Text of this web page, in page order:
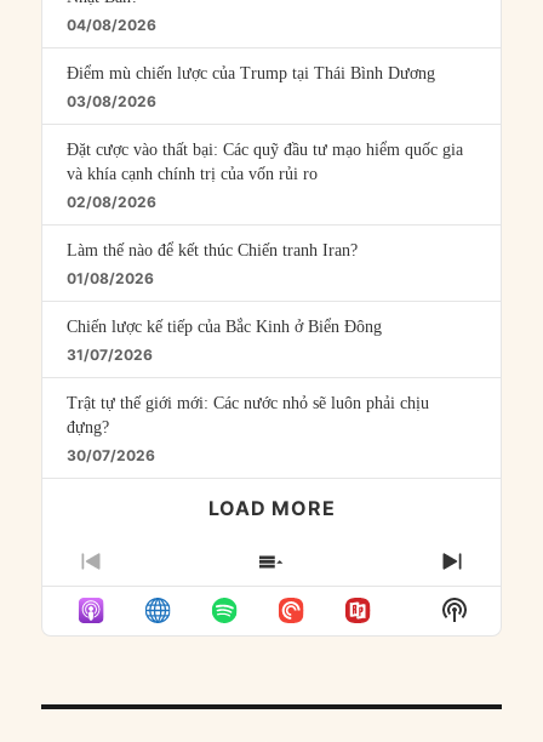
04/08/2026
Điểm mù chiến lược của Trump tại Thái Bình Dương
03/08/2026
Đặt cược vào thất bại: Các quỹ đầu tư mạo hiểm quốc gia
và khía cạnh chính trị của vốn rủi ro
02/08/2026
Làm thế nào để kết thúc Chiến tranh Iran?
01/08/2026
Chiến lược kế tiếp của Bắc Kinh ở Biển Đông
31/07/2026
Trật tự thế giới mới: Các nước nhỏ sẽ luôn phải chịu
đựng?
30/07/2026
LOAD MORE
PREVIOUS
EPISODE
SHOW
EPISODES
LIST
NEXT
Show
Podcast